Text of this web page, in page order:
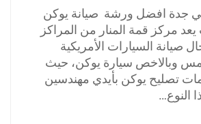
جدة افضل ورشة صيانة يوكن
مركز قمة المنار من المراكز
صيانة السيارات الأمريكية
وبالاخص سيارة يوكن، حيث
تصليح يوكن بأيدي مهندسين
النوع…